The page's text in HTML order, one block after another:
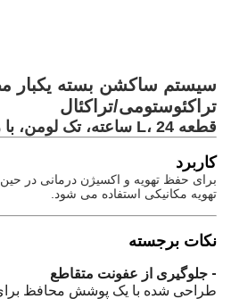
سیستم ساکشن بسته یکبار
تراکئوستومی/تراکئال
قطعه L، 24 ساعته، تک لومن، با زانوی دوگانه چرخان
کاربرد
برای حفظ تهویه و اکسیژن درمانی در
تهویه مکانیکی استفاده می شود.
نکات برجسته
- جلوگیری از عفونت متقاطع
طراحی شده با یک پوشش محافظ